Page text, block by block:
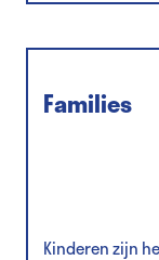
Families
Kinderen zijn